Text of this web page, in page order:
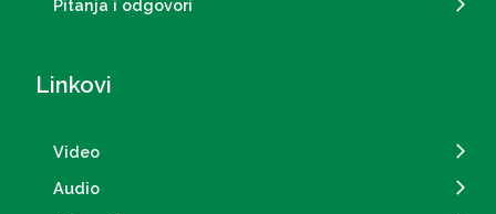
Pitanja i odgovori
Linkovi
Video
Audio